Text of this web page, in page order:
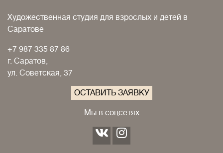
Художественная студия для взрослых и детей в
Саратове
+7 987 335 87 86
г. Саратов,
ул. Советская, 37
ОСТАВИТЬ ЗАЯВКУ
Мы в соцсетях